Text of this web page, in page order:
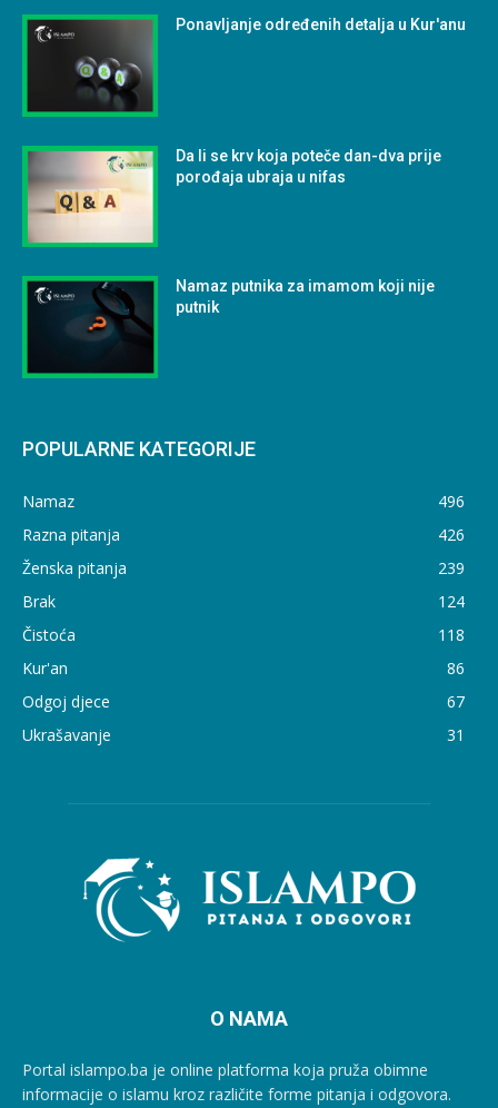
Ponavljanje određenih detalja u Kur'anu
Da li se krv koja poteče dan-dva prije
porođaja ubraja u nifas
Namaz putnika za imamom koji nije
putnik
POPULARNE KATEGORIJE
Namaz
496
Razna pitanja
426
Ženska pitanja
239
Brak
124
Čistoća
118
Kur'an
86
Odgoj djece
67
Ukrašavanje
31
O NAMA
Portal islampo.ba je online platforma koja pruža obimne
informacije o islamu kroz različite forme pitanja i odgovora.